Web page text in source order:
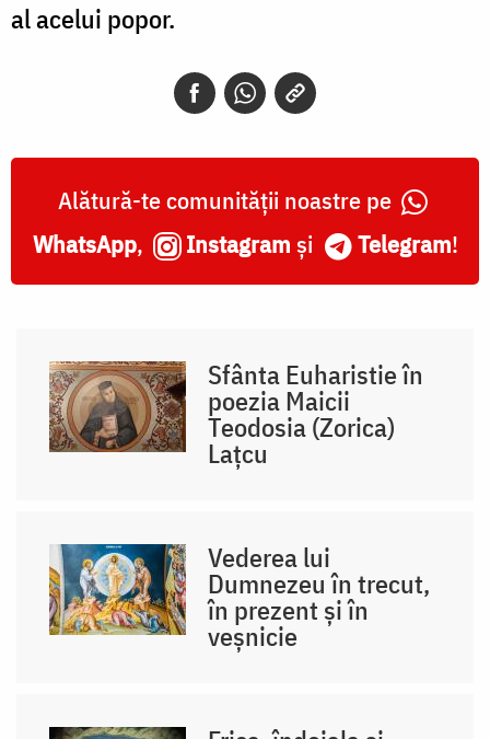
al acelui popor.
Alătură-te comunității noastre pe
WhatsApp, Instagram și Telegram!
Sfânta Euharistie în
poezia Maicii
Teodosia (Zorica)
Lațcu
Vederea lui
Dumnezeu în trecut,
în prezent și în
veșnicie